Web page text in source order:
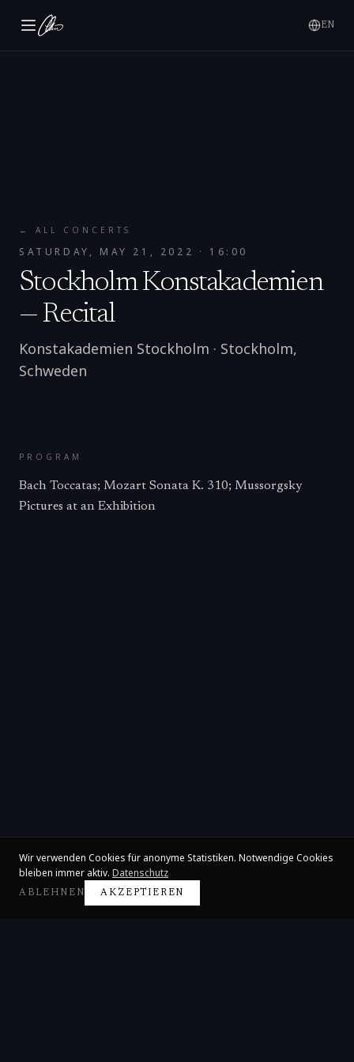
EN
← ALL CONCERTS
SATURDAY, MAY 21, 2022 · 16:00
Stockholm Konstakademien
— Recital
Konstakademien Stockholm · Stockholm,
Schweden
PROGRAM
Bach Toccatas; Mozart Sonata K. 310; Mussorgsky
Pictures at an Exhibition
Wir verwenden Cookies für anonyme Statistiken. Notwendige Cookies
bleiben immer aktiv. Datenschutz
ABLEHNEN AKZEPTIEREN